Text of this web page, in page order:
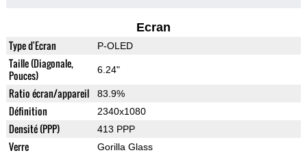
Ecran
Type d'Ecran P-OLED
Taille (Diagonale,
Pouces)
6.24"
Ratio écran/appareil 83.9%
Définition 2340x1080
Densité (PPP) 413 PPP
Verre Gorilla Glass